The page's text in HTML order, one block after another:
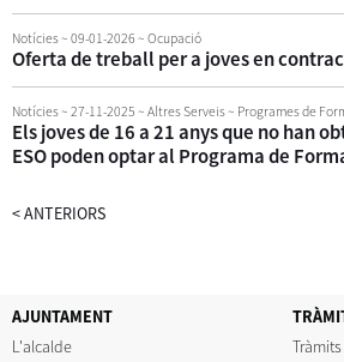
Notícies~ 09-01-2026 ~ Ocupació
Oferta de treball per a joves en
Notícies~ 27-11-2025 ~ Altres Serveis ~ Programes de
Els joves de 16 a 21 anys que no han
ESO poden optar al Programa de
<ANTERIORS
AJUNTAMENT
L'alcalde